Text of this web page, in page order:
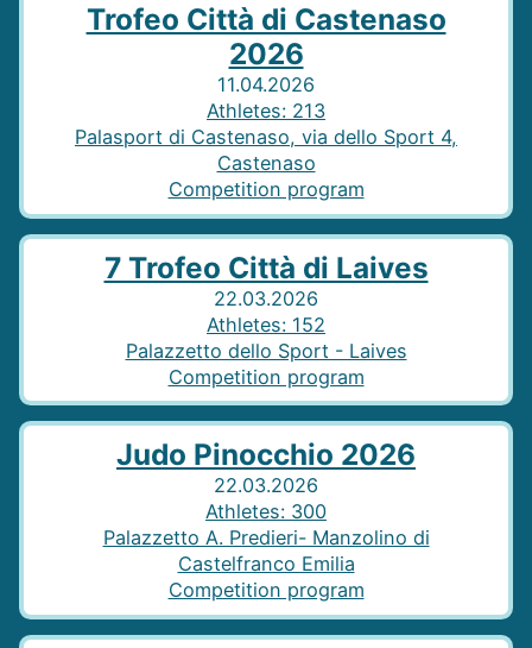
Trofeo Città di Castenaso
2026
11.04.2026
Athletes: 213
Palasport di Castenaso, via dello Sport 4,
Castenaso
Competition program
7 Trofeo Città di Laives
22.03.2026
Athletes: 152
Palazzetto dello Sport - Laives
Competition program
Judo Pinocchio 2026
22.03.2026
Athletes: 300
Palazzetto A. Predieri- Manzolino di
Castelfranco Emilia
Competition program